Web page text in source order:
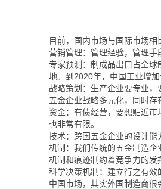
目前，国内市场与国际市场相
营销管理：管理经验，管理手
专家预测：制成品出口占全
地。到2020年，中国工业增
战略策划：生产企业要专业
五金企业战略多元化，同时存
资金：有债经营，要想贴近
也非常有限。
技术：跨国五金企业的设计能
机制：我们传统的五金制造
机制和痕迹制约着竞争力的发
科学决策机制：建立行之有
中国市场，其实外国制造商很